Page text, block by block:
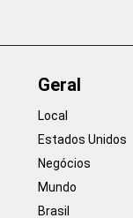
Geral
Local
Estados Unidos
Negócios
Mundo
Brasil